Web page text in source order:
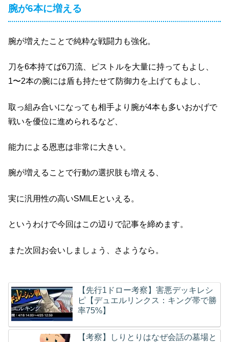
腕が6本に増える
腕が増えたことで純粋な戦闘力も強化。
刀を6本持てば6刀流、ピストルを大量に持ってもよし、
1〜2本の腕には盾も持たせて防御力を上げてもよし、
取っ組み合いになっても相手より腕が4本も多いおかげで
戦いを優位に進められるなど、
能力による恩恵は非常に大きい。
腕が増えることで行動の選択肢も増える、
実に汎用性の高いSMILEといえる。
というわけで今回はこの辺りで記事を締めます。
また次回お会いしましょう、さようなら。
【先行1ドロー考察】害悪デッキレシ
ピ【デュエルリンクス：キング帯で勝
率75%】
【考察】しりとりはなぜ会話の墓場と